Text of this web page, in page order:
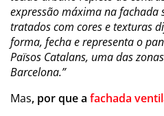
expressão máxima na fachada
tratados com cores e texturas
forma, fecha e representa o
Països Catalans, uma das
Barcelona.”
Mas, por que a fachada